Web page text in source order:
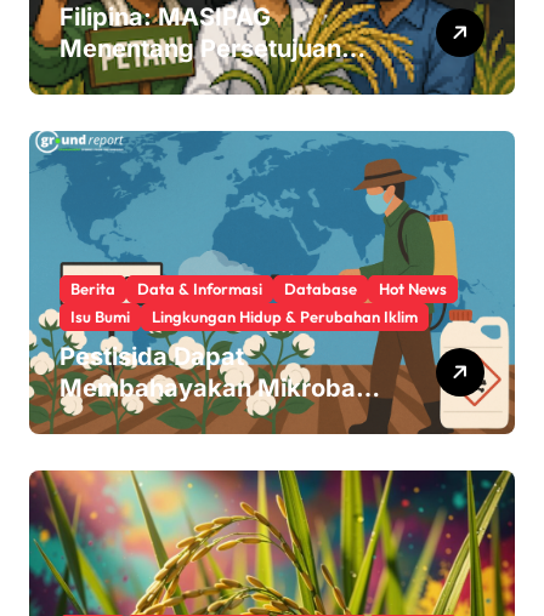
Filipina: MASIPAG
Menentang Persetujuan
Beras Transgenik
Berita Data & Informasi Database
Hot News
Isu Bumi
Lingkungan Hidup & Perubahan Iklim
Pestisida Dapat
Membahayakan Mikroba
Usus Kita